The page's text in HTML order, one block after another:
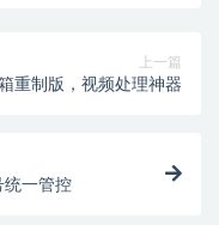
上一篇
重制版，视频处理神器
统一管控